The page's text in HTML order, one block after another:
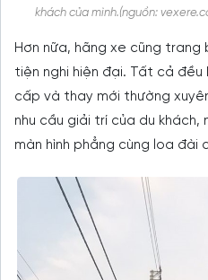
khách của mình.(nguồn:
Hơn nữa, hãng xe cũng
tiện nghi hiện đại. Tất cả
cấp và thay mới thường
nhu cầu giải trí của du khách,
màn hình phẳng cùng loa đài